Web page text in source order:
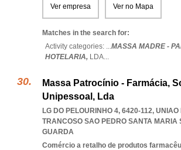
Ver empresa Ver no Mapa
Matches in the search for:
Activity categories: ...MASSA MADRE -
HOTELARIA, LDA...
Massa Patrocínio - Farmácia,
Unipessoal, Lda
LG DO PELOURINHO 4, 6420-112, UNIAO
TRANCOSO SAO PEDRO SANTA MARIA
GUARDA
Comércio a retalho de produtos